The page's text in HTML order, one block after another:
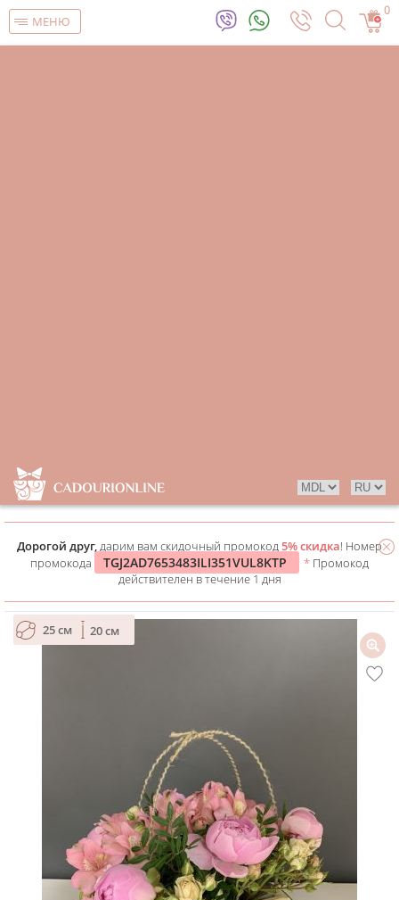
МЕНЮ
0
Дорогой друг,дарим вам скидочный промокод5% скидка! Номер
промокода
TGJ2AD7653483ILI351VUL8KTP * Промокод
действителен в течение 1 дня
25 см 20 см